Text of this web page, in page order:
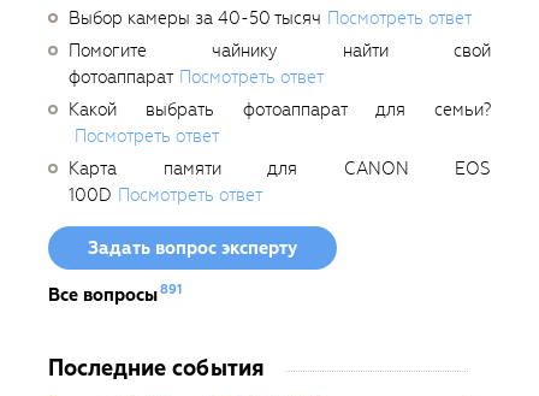
Выбор камеры за 40-50 тысяч Посмотреть ответ
Помогите чайнику найти свой
фотоаппарат Посмотреть ответ
Какой выбрать фотоаппарат для семьи?
Посмотреть ответ
Карта памяти для CANON EOS
100D Посмотреть ответ
Задать вопрос эксперту
Все вопросы891
Последние события